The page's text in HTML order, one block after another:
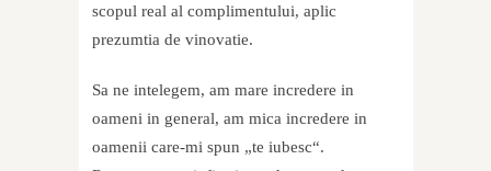
scopul real al complimentului, aplic
prezumtia de vinovatie.
Sa ne intelegem, am mare incredere in
oameni in general, am mica incredere in
oamenii care-mi spun „te iubesc“.